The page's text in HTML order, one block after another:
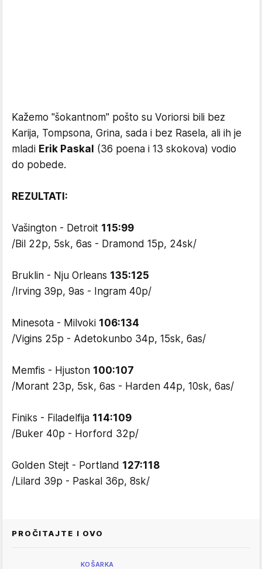
Kažemo "šokantnom" pošto su Voriorsi bili bez
Karija, Tompsona, Grina, sada i bez Rasela, ali ih je
mladi Erik Paskal (36 poena i 13 skokova) vodio
do pobede.
REZULTATI:
Vašington - Detroit 115:99
/Bil 22p, 5sk, 6as - Dramond 15p, 24sk/
Bruklin - Nju Orleans 135:125
/Irving 39p, 9as - Ingram 40p/
Minesota - Milvoki 106:134
/Vigins 25p - Adetokunbo 34p, 15sk, 6as/
Memfis - Hjuston 100:107
/Morant 23p, 5sk, 6as - Harden 44p, 10sk, 6as/
Finiks - Filadelfija 114:109
/Buker 40p - Horford 32p/
Golden Stejt - Portland 127:118
/Lilard 39p - Paskal 36p, 8sk/
PROČITAJTE I OVO
KOŠARKA